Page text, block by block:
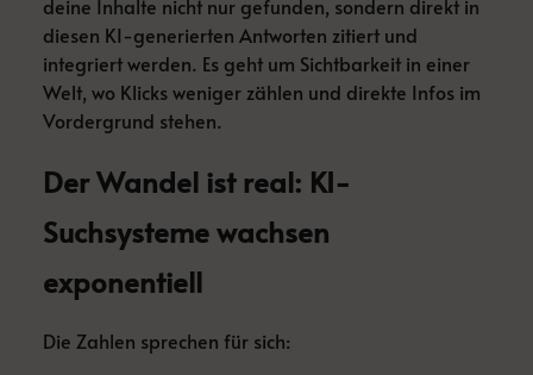
deine Inhalte nicht nur gefunden, sondern direkt in
diesen KI-generierten Antworten zitiert und
integriert werden. Es geht um Sichtbarkeit in einer
Welt, wo Klicks weniger zählen und direkte Infos im
Vordergrund stehen.
Der Wandel ist real: KI-
Suchsysteme wachsen
exponentiell
Die Zahlen sprechen für sich: